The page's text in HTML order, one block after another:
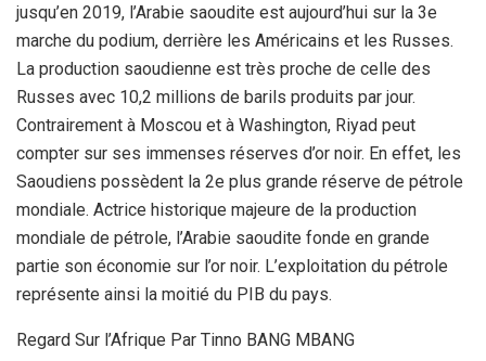
jusqu’en 2019, l’Arabie saoudite est aujourd’hui sur la 3e
marche du podium, derrière les Américains et les Russes.
La production saoudienne est très proche de celle des
Russes avec 10,2 millions de barils produits par jour.
Contrairement à Moscou et à Washington, Riyad peut
compter sur ses immenses réserves d’or noir. En effet, les
Saoudiens possèdent la 2e plus grande réserve de pétrole
mondiale. Actrice historique majeure de la production
mondiale de pétrole, l’Arabie saoudite fonde en grande
partie son économie sur l’or noir. L’exploitation du pétrole
représente ainsi la moitié du PIB du pays.
Regard Sur l’Afrique Par Tinno BANG MBANG